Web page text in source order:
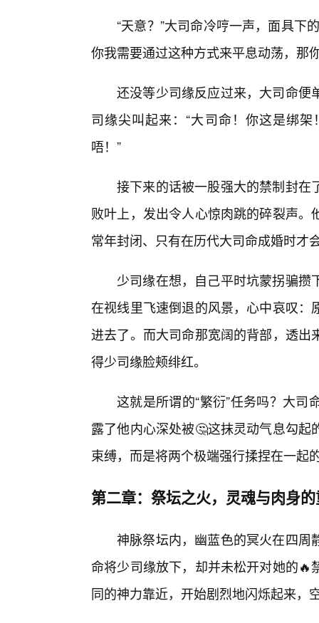
“天意？”大司命冷哼一声，面具下
你我需要通过这种方式来平息动荡，那
还没等少司缘反应过来，大司命便
司缘尖叫起来：“大司命！你这是绑
唔！”
接下来的话被一股强大的禁制封在
败叶上，发出令人心惊肉跳的碎裂声
常年封闭、只有在历代大司命成婚时
少司缘在想，自己平时坑蒙拐骗
在视线里飞速倒退的风景，心中哀叹
进去了。而大司命那宽阔的背部，透
得少司缘脸颊绯红。
这就是所谓的“繁衍”任务吗？大
露了他内心深处被🤔这抹灵动气息勾
束缚，而是将两个极端强行揉捏在一起
第二章：祭坛之火，灵魂与肉身
神脉祭坛内，幽蓝色的冥火在四周
命将少司缘放下，却并未松开对她的
同的神力靠近，开始剧烈地闪烁起来，